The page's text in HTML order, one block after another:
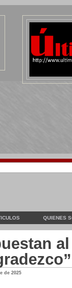
QUIENES
de 2025